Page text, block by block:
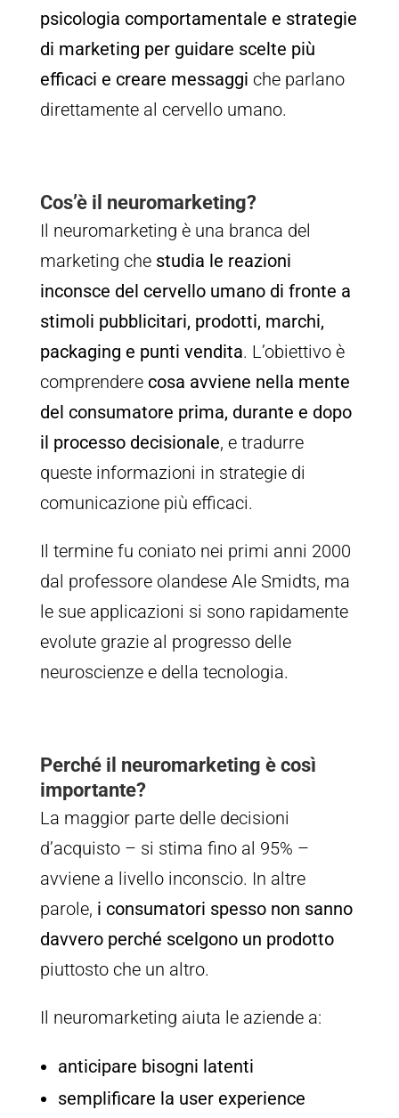
psicologia comportamentale e strategie
di marketing per guidare scelte più
efficaci e creare messaggi che parlano
direttamente al cervello umano.
Cos’è il neuromarketing?
Il neuromarketing è una branca del
marketing che studia le reazioni
inconsce del cervello umano di fronte a
stimoli pubblicitari, prodotti, marchi,
packaging e punti vendita. L’obiettivo è
comprendere cosa avviene nella mente
del consumatore prima, durante e dopo
il processo decisionale, e tradurre
queste informazioni in strategie di
comunicazione più efficaci.
Il termine fu coniato nei primi anni 2000
dal professore olandese Ale Smidts, ma
le sue applicazioni si sono rapidamente
evolute grazie al progresso delle
neuroscienze e della tecnologia.
Perché il neuromarketing è così
importante?
La maggior parte delle decisioni
d’acquisto – si stima fino al 95% –
avviene a livello inconscio. In altre
parole, i consumatori spesso non sanno
davvero perché scelgono un prodotto
piuttosto che un altro.
Il neuromarketing aiuta le aziende a:
anticipare bisogni latenti
semplificare la user experience